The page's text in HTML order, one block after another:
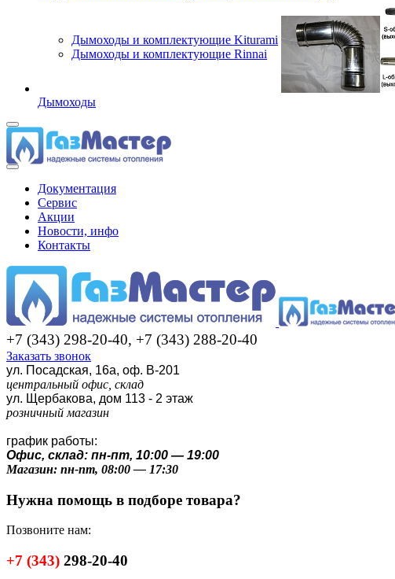
Дымоходы и комплектующие Kiturami
Дымоходы и комплектующие Rinnai
Дымоходы
Документация
Сервис
Акции
Новости, инфо
Контакты
+7 (343) 298-20-40, +7 (343) 288-20-40
Заказать звонок
ул. Посадская, 16а, оф. В-201
центральный офис, склад
ул. Щербакова, дом 113 - 2 этаж
розничный магазин
график работы:
Офис, склад: пн-пт, 10:00 — 19:00
Магазин: пн-пт, 08:00 — 17:30
Нужна помощь в подборе товара?
Позвоните нам:
+7 (343) 298-20-40